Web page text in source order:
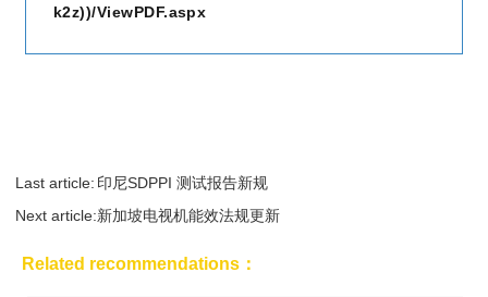
k2z))/ViewPDF.aspx
Last article: 印尼SDPPI 测试报告新规
Next article:新加坡电视机能效法规更新
Related recommendations：